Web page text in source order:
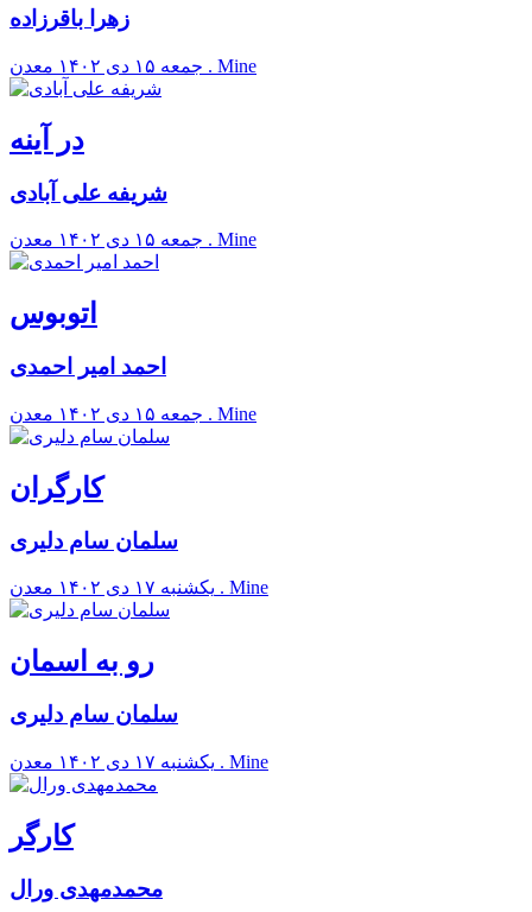
زهرا باقرزاده
جمعه ۱۵ دی ۱۴۰۲ معدن . Mine
در آینه
شریفه علی آبادی
جمعه ۱۵ دی ۱۴۰۲ معدن . Mine
اتوبوس
احمد امیر احمدی
جمعه ۱۵ دی ۱۴۰۲ معدن . Mine
کارگران
سلمان سام دلیری
يکشنبه ۱۷ دی ۱۴۰۲ معدن . Mine
رو به اسمان
سلمان سام دلیری
يکشنبه ۱۷ دی ۱۴۰۲ معدن . Mine
کارگر
محمدمهدی ورال